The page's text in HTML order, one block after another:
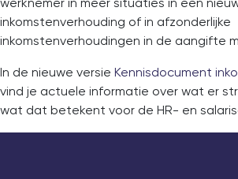
inkomstenverhouding of in afzonderlijke
inkomstenverhoudingen in de aangifte
In de nieuwe versie Kennisdocument
vind je actuele informatie over wat er
wat dat betekent voor de HR- en